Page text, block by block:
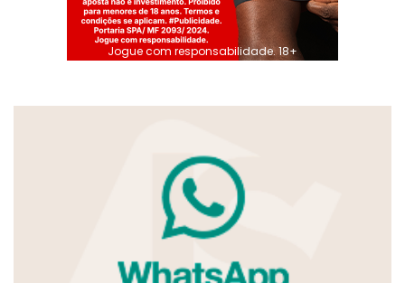
Jogue com responsabilidade. 18+